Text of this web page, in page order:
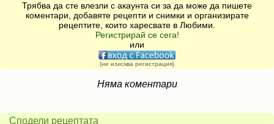
Трябва да сте влезли с акаунта си за да може да пишете
коментари, добавяте рецепти и снимки и организирате
рецептите, които харесвате в Любими.
Регистрирай се сега!
или
(не изисква регистрация)
Няма коментари
Сподели рецептата